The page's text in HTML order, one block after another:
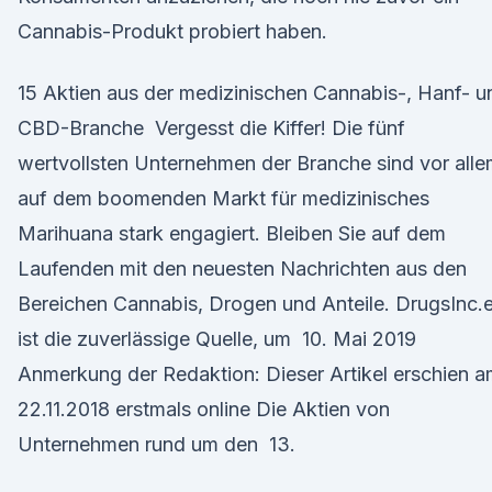
Cannabis-Produkt probiert haben.
15 Aktien aus der medizinischen Cannabis-, Hanf-
CBD-Branche Vergesst die Kiffer! Die fünf
wertvollsten Unternehmen der Branche sind vor
auf dem boomenden Markt für medizinisches
Marihuana stark engagiert. Bleiben Sie auf dem
Laufenden mit den neuesten Nachrichten aus den
Bereichen Cannabis, Drogen und Anteile.
ist die zuverlässige Quelle, um 10. Mai 2019
Anmerkung der Redaktion: Dieser Artikel erschien
22.11.2018 erstmals online Die Aktien von
Unternehmen rund um den 13.